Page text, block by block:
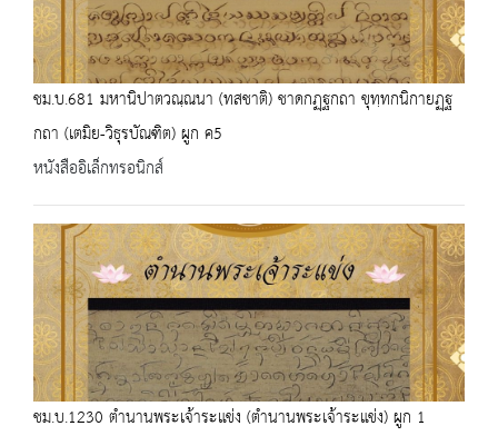
ชม.บ.681 มหานิปาตวณฺณนา (ทสชาติ) ชาดกฏฺฐกถา ขุทฺทกนิกายฏฺฐ
กถา (เตมิย-วิธุรบัณฑิต) ผูก ค5
หนังสืออิเล็กทรอนิกส์
ชม.บ.1230 ตำนานพระเจ้าระแข่ง (ตำนานพระเจ้าระแข่ง) ผูก 1